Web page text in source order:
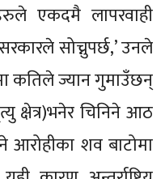
एकदमै लापरवाही
सोच्नुपर्छ,’ उनले
कतिले ज्यान गुमाउँछन्
क्षेत्र)भनेर चिनिने आठ
आरोहीका शव बाटोमा